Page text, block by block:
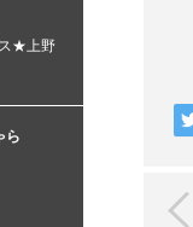
★上野
ら